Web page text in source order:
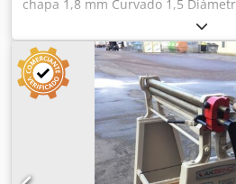
chapa 1,8 mm Curvado 1,5
mm Diámetro mínimo 105 mm
kW Peso de la máquina aprox.
1700x700x1100 mm Crsdsyv I U
- Máquina curvadora de 3 rodillos
accionamiento motorizado -
Motor principal con dispositivo de
especial: - Ajuste motorizado del
digital para rodillo trasero -
inducción